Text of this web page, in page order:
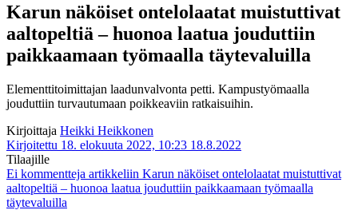
Karun näköiset ontelolaatat muistuttivat
aaltopeltiä – huonoa laatua jouduttiin
paikkaamaan työmaalla täytevaluilla
Elementtitoimittajan laadunvalvonta petti. Kampustyömaalla
jouduttiin turvautumaan poikkeaviin ratkaisuihin.
Kirjoittaja Heikki Heikkonen
Kirjoitettu 18. elokuuta 2022, 10:23 18.8.2022
Tilaajille
Ei kommentteja artikkeliin Karun näköiset ontelolaatat muistuttivat
aaltopeltiä – huonoa laatua jouduttiin paikkaamaan työmaalla
täytevaluilla